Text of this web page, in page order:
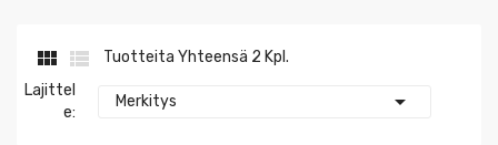
 
Tuotteita Yhteensä 2 Kpl.
Lajittel
E:
Merkitys 